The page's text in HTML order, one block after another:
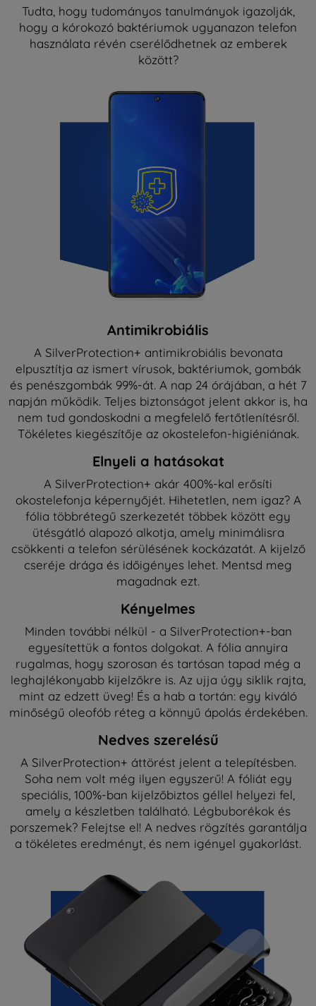
Tudta, hogy tudományos tanulmányok igazolják,
hogy a kórokozó baktériumok ugyanazon telefon
használata révén cserélődhetnek az emberek
között?
Antimikrobiális
A SilverProtection+ antimikrobiális bevonata
elpusztítja az ismert vírusok, baktériumok, gombák
és penészgombák 99%-át. A nap 24 órájában, a hét 7
napján működik. Teljes biztonságot jelent akkor is, ha
nem tud gondoskodni a megfelelő fertőtlenítésről.
Tökéletes kiegészítője az okostelefon-higiéniának.
Elnyeli a hatásokat
A SilverProtection+ akár 400%-kal erősíti
okostelefonja képernyőjét. Hihetetlen, nem igaz? A
fólia többrétegű szerkezetét többek között egy
ütésgátló alapozó alkotja, amely minimálisra
csökkenti a telefon sérülésének kockázatát. A kijelző
cseréje drága és időigényes lehet. Mentsd meg
magadnak ezt.
Kényelmes
Minden további nélkül - a SilverProtection+-ban
egyesítettük a fontos dolgokat. A fólia annyira
rugalmas, hogy szorosan és tartósan tapad még a
leghajlékonyabb kijelzőkre is. Az ujja úgy siklik rajta,
mint az edzett üveg! És a hab a tortán: egy kiváló
minőségű oleofób réteg a könnyű ápolás érdekében.
Nedves szerelésű
A SilverProtection+ áttörést jelent a telepítésben.
Soha nem volt még ilyen egyszerű! A fóliát egy
speciális, 100%-ban kijelzőbiztos géllel helyezi fel,
amely a készletben található. Légbuborékok és
porszemek? Felejtse el! A nedves rögzítés garantálja
a tökéletes eredményt, és nem igényel gyakorlást.